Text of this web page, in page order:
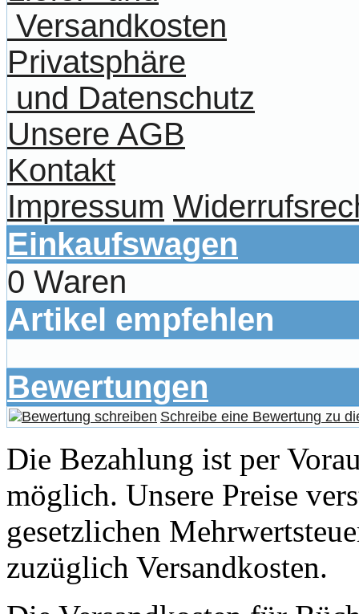
Versandkosten
Privatsphäre
und Datenschutz
Unsere AGB
Kontakt
Impressum
Einkaufswagen
0 Waren
Artikel empfehlen
Bewertungen
Schreibe eine Bewertung zu
Die Bezahlung ist per
möglich. Unsere Preise
gesetzlichen
zuzüglich Versandkosten.